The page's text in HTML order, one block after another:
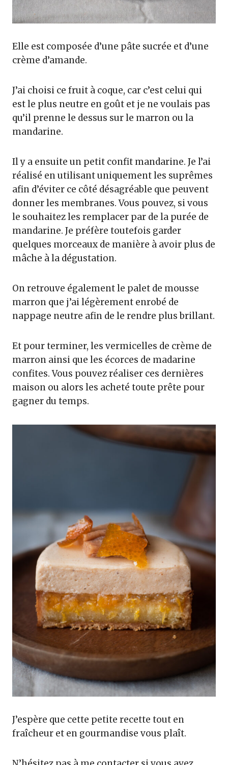
Elle est composée d’une pâte sucrée et d’une
crème d’amande.
J’ai choisi ce fruit à coque, car c’est celui qui
est le plus neutre en goût et je ne voulais pas
qu’il prenne le dessus sur le marron ou la
mandarine.
Il y a ensuite un petit confit mandarine. Je l’ai
réalisé en utilisant uniquement les suprêmes
afin d’éviter ce côté désagréable que peuvent
donner les membranes. Vous pouvez, si vous
le souhaitez les remplacer par de la purée de
mandarine. Je préfère toutefois garder
quelques morceaux de manière à avoir plus de
mâche à la dégustation.
On retrouve également le palet de mousse
marron que j’ai légèrement enrobé de
nappage neutre afin de le rendre plus brillant.
Et pour terminer, les vermicelles de crème de
marron ainsi que les écorces de madarine
confites. Vous pouvez réaliser ces dernières
maison ou alors les acheté toute prête pour
gagner du temps.
J’espère que cette petite recette tout en
fraîcheur et en gourmandise vous plaît.